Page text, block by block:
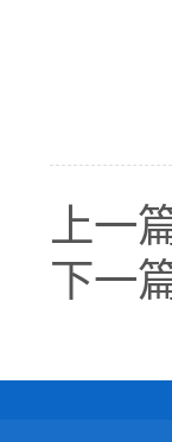
上一
下一